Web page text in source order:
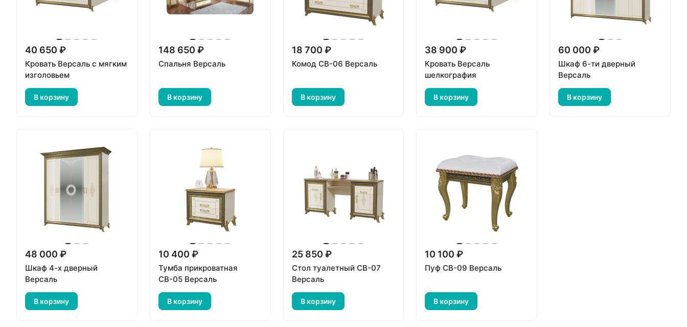
40 650 ₽
Кровать Версаль с мягким
изголовьем
В корзину
148 650 ₽
Спальня Версаль
В корзину
18 700 ₽
Комод СВ-06 Версаль
В корзину
38 900 ₽
Кровать Версаль
шелкография
В корзину
60 000 ₽
Шкаф 6-ти дверный
Версаль
В корзину
48 000 ₽
Шкаф 4-х дверный
Версаль
В корзину
10 400 ₽
Тумба прикроватная
СВ-05 Версаль
В корзину
25 850 ₽
Стол туалетный СВ-07
Версаль
В корзину
10 100 ₽
Пуф СВ-09 Версаль
В корзину